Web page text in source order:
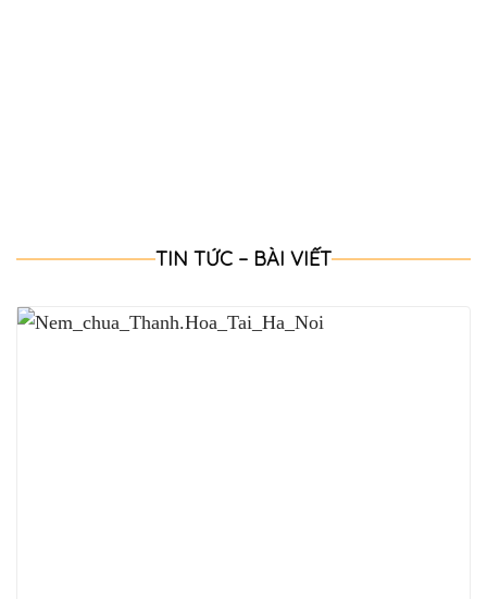
TIN TỨC – BÀI VIẾT